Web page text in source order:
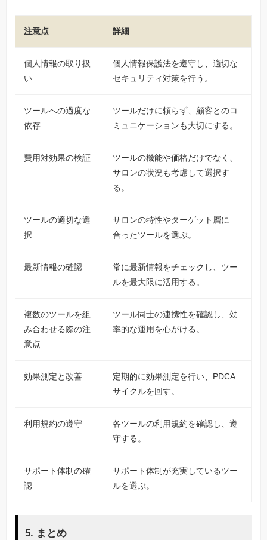
注意点 詳細
個人情報の取り扱
い
個人情報保護法を遵守し、適切な
セキュリティ対策を行う。
ツールへの過度な
依存
ツールだけに頼らず、顧客とのコ
ミュニケーションも大切にする。
費用対効果の検証
ツールの機能や価格だけでなく、
サロンの状況も考慮して選択す
る。
ツールの適切な選
択
サロンの特性やターゲット層に
合ったツールを選ぶ。
最新情報の確認
常に最新情報をチェックし、ツー
ルを最大限に活用する。
複数のツールを組
み合わせる際の注
意点
ツール同士の連携性を確認し、効
率的な運用を心がける。
効果測定と改善
定期的に効果測定を行い、PDCA
サイクルを回す。
利用規約の遵守
各ツールの利用規約を確認し、遵
守する。
サポート体制の確
認
サポート体制が充実しているツー
ルを選ぶ。
5. まとめ